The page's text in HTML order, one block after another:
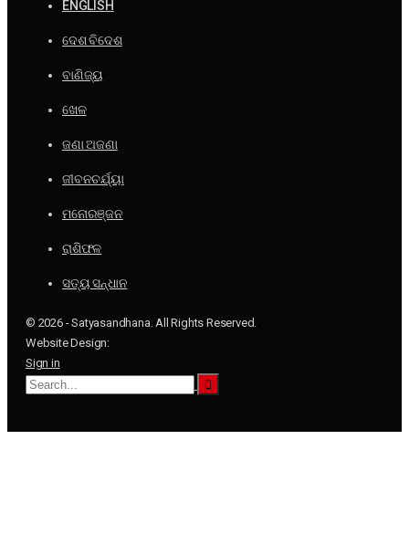
ENGLISH
ଦେଶ ବିଦେଶ
ବାଣିଜ୍ୟ
ଖେଳ
ଜଣା ଅଜଣା
ଜୀବନଚର୍ଯ୍ୟା
ମନୋରଞ୍ଜନ
ରାଶିଫଳ
ସତ୍ୟ ସନ୍ଧାନ
© 2026 - Satyasandhana. All Rights Reserved.
Website Design:
Sign in